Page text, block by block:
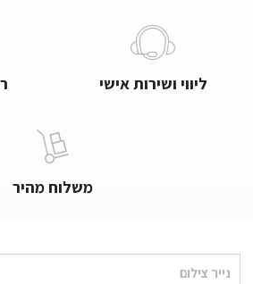
ליווי ושירות אישי
משלוח מהיר
נייר צילום